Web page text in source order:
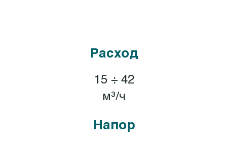
Расход
15 ÷ 42
м³/ч
Напор